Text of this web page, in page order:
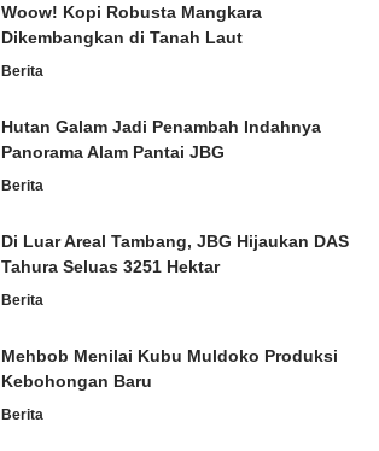
Woow! Kopi Robusta Mangkara
Dikembangkan di Tanah Laut
Berita
Hutan Galam Jadi Penambah Indahnya
Panorama Alam Pantai JBG
Berita
Di Luar Areal Tambang, JBG Hijaukan DAS
Tahura Seluas 3251 Hektar
Berita
Mehbob Menilai Kubu Muldoko Produksi
Kebohongan Baru
Berita